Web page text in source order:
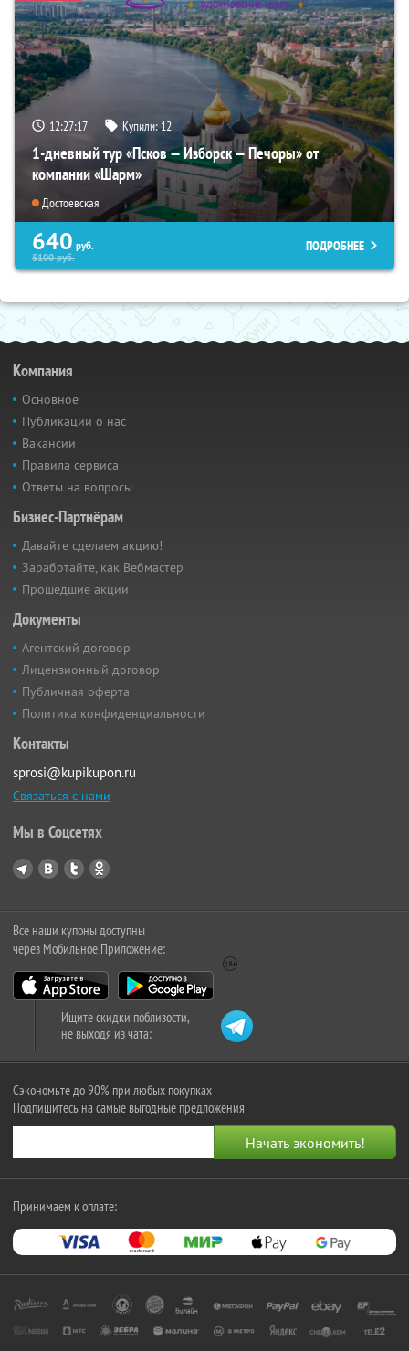
12:27:16 Купили:12
1-дневный тур «Псков — Изборск — Печоры» от
компании «Шарм»
Достоевская
640 руб.
5100руб.
ПОДРОБНЕЕ
Компания
Основное
Публикации о нас
Вакансии
Правила сервиса
Ответы на вопросы
Бизнес-Партнёрам
Давайте сделаем акцию!
Заработайте, как Вебмастер
Прошедшие акции
Документы
Агентский договор
Лицензионный договор
Публичная оферта
Политика конфиденциальности
Контакты
sprosi@kupikupon.ru
Связаться с нами
Мы в Соцсетях
Все наши купоны доступны
через Мобильное Приложение:
Ищите скидки поблизости,
не выходя из чата:
Сэкономьте до 90% при любых покупках
Подпишитесь на самые выгодные предложения
Принимаем к оплате: